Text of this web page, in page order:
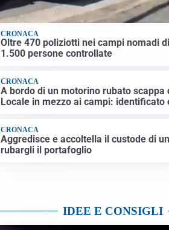
CRONACA
Oltre 470 poliziotti nei campi nomadi
1.500 persone controllate
CRONACA
A bordo di un motorino rubato scappa
Locale in mezzo ai campi: identificato
CRONACA
Aggredisce e accoltella il custode di
rubargli il portafoglio
IDEE E CONSIGLI